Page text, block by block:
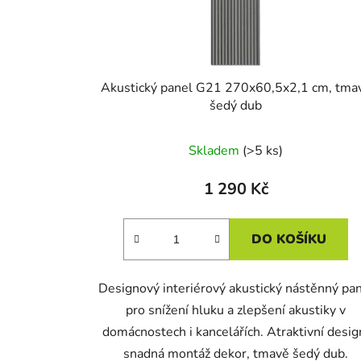
Akustický panel G21 270x60,5x2,1 cm,
šedý dub
Skladem (>5 ks)
1 290 Kč
DO KOŠÍKU
Designový interiérový akustický nástěnný
pro snížení hluku a zlepšení akustiky v
domácnostech i kancelářích. Atraktivní
snadná montáž dekor, tmavě šedý dub.